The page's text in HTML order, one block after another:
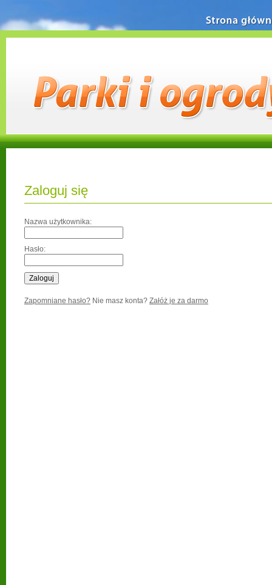
Zaloguj się
Nazwa użytkownika:
Hasło:
Zapomniane hasło? Nie masz konta? Załóż je za darmo
Strona główna